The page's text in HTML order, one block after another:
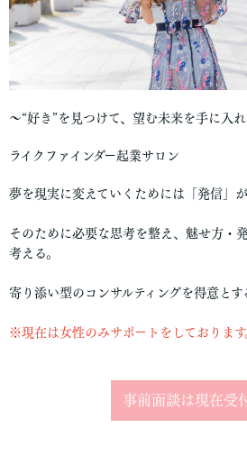
〜“好き”を見つけて、望む未来を手に入
ライクファインダー起業サロン
夢を現実に変えていくためには「発信」が
そのために必要な思考を整え、魅せ方・
考える。
寄り添い型のコンサルティングを得意とす
※現在は女性のみサポートをしております
事前面談は現在受